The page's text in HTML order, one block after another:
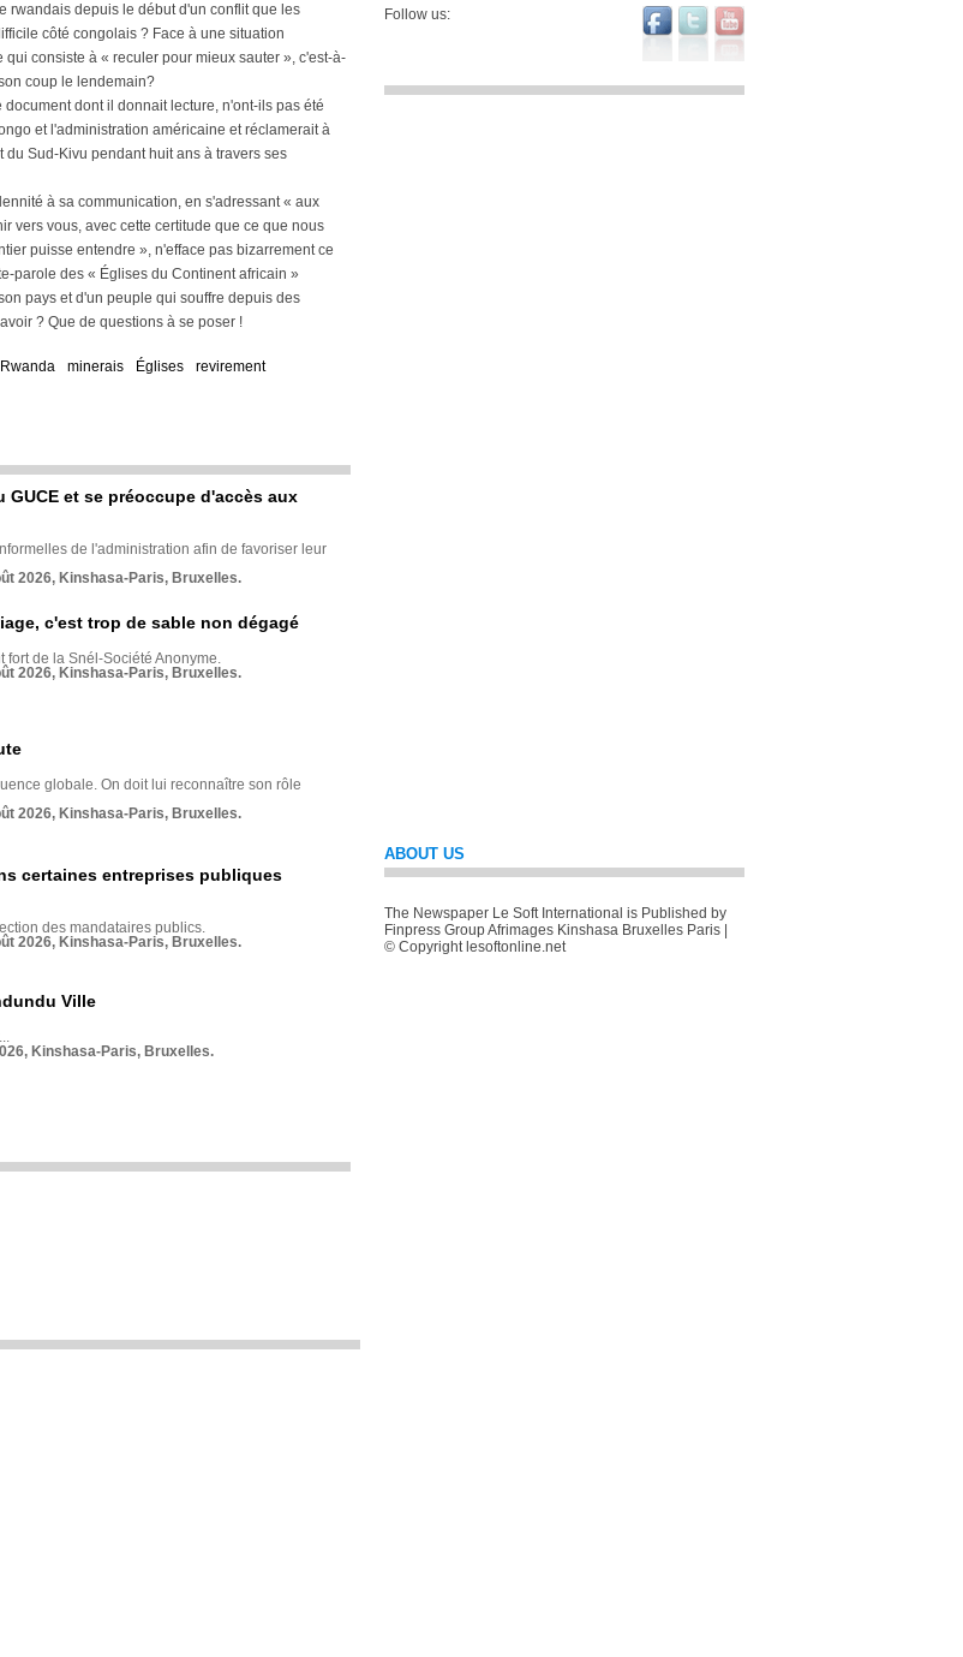
rwandais depuis le début d'un conflit que les
côté congolais ? Face à une situation
consiste à « reculer pour mieux sauter », c'est-à-
coup le lendemain?
dont il donnait lecture, n'ont-ils pas été
et l'administration américaine et réclamerait à
Sud-Kivu pendant huit ans à travers ses
à sa communication, en s'adressant « aux
vers vous, avec cette certitude que ce que nous
puisse entendre », n'efface pas bizarrement ce
parole des « Églises du Continent africain »
pays et d'un peuple qui souffre depuis des
? Que de questions à se poser !
Rwanda minerais Églises
revirement
GUCE et se préoccupe d'accès aux
de l'administration afin de favoriser leur
2026, Kinshasa-Paris, Bruxelles.
c'est trop de sable non dégagé
fort de la Snél-Société Anonyme.
2026, Kinshasa-Paris, Bruxelles.
globale. On doit lui reconnaître son rôle
2026, Kinshasa-Paris, Bruxelles.
certaines entreprises publiques
des mandataires publics.
2026, Kinshasa-Paris, Bruxelles.
Ville
Kinshasa-Paris, Bruxelles.
Follow us:
ABOUT US
The Newspaper Le Soft International is Published by
Finpress Group Afrimages Kinshasa Bruxelles Paris |
© Copyright lesoftonline.net